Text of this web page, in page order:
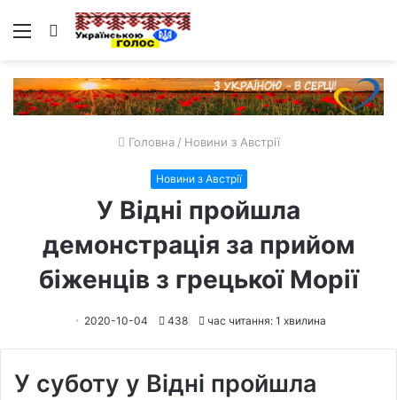
Меню Пошук
Головна / Новини з Австрії
Новини з Австрії
У Відні пройшла
демонстрація за прийом
біженців з грецької Морії
2020-10-04 438 час читання: 1 хвилина
У суботу у Відні пройшла